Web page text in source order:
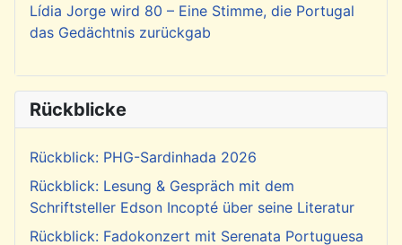
Lídia Jorge wird 80 – Eine Stimme, die Portugal
das Gedächtnis zurückgab
Rückblicke
Rückblick: PHG-Sardinhada 2026
Rückblick: Lesung & Gespräch mit dem
Schriftsteller Edson Incopté über seine Literatur
Rückblick: Fadokonzert mit Serenata Portuguesa